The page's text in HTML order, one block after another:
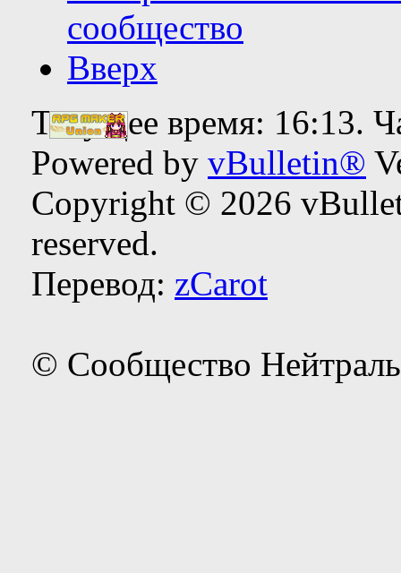
сообщество
Вверх
Текущее время: 16:13.
Powered by vBulletin®
Copyright © 2026
reserved.
Перевод: zCarot
© Сообщество